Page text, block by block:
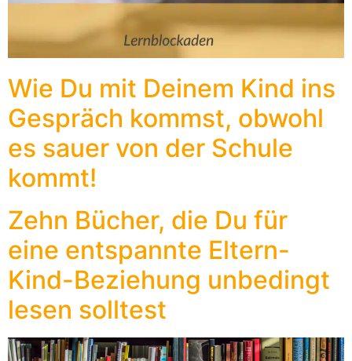
Wie Du mit Deinem Kind ins
Gespräch kommst, obwohl
es sauer von der Schule
kommt!
Zehn Bücher, die Du für
eine entspannte Eltern-
Kind-Beziehung unbedingt
lesen solltest